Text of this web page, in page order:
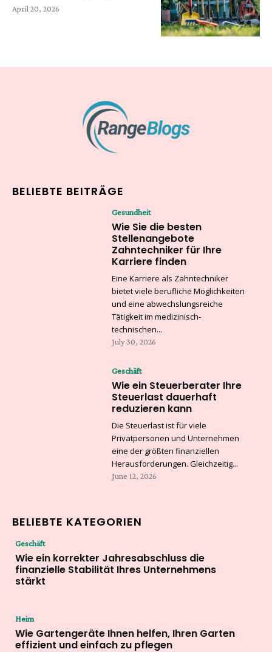
April 20, 2026
BELIEBTE BEITRÄGE
Gesundheit
Wie Sie die besten
Stellenangebote
Zahntechniker für Ihre
Karriere finden
Eine Karriere als Zahntechniker
bietet viele berufliche Möglichkeiten
und eine abwechslungsreiche
Tätigkeit im medizinisch-
technischen...
July 30, 2026
Geschäft
Wie ein Steuerberater Ihre
Steuerlast dauerhaft
reduzieren kann
Die Steuerlast ist für viele
Privatpersonen und Unternehmen
eine der größten finanziellen
Herausforderungen. Gleichzeitig...
June 12, 2026
BELIEBTE KATEGORIEN
Geschäft
Wie ein korrekter Jahresabschluss die
finanzielle Stabilität Ihres Unternehmens
stärkt
Heim
Wie Gartengeräte Ihnen helfen, Ihren Garten
effizient und einfach zu pflegen